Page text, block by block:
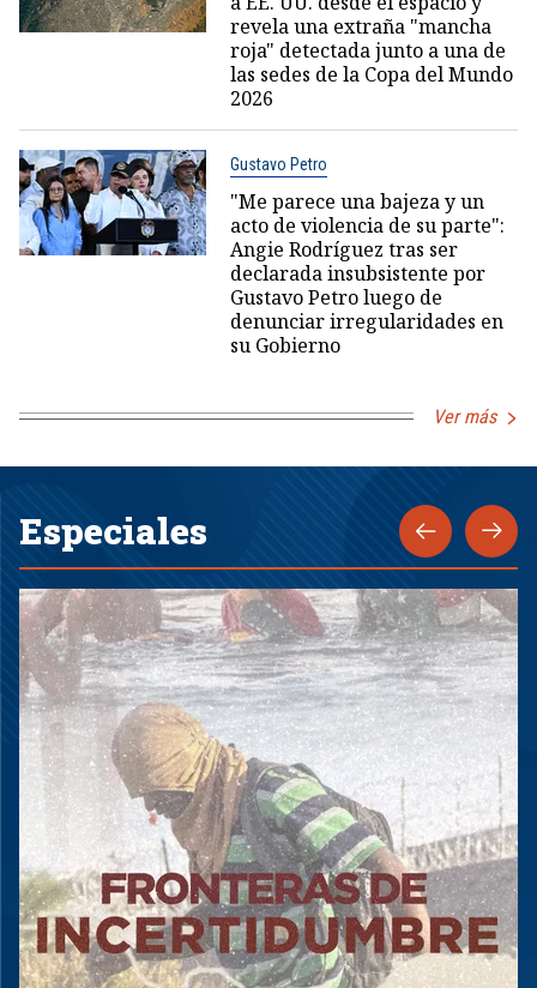
revela una extraña "mancha
roja" detectada junto a una de
las sedes de la Copa del Mundo
2026
Gustavo Petro
"Me parece una bajeza y un
acto de violencia de su parte":
Angie Rodríguez tras ser
declarada insubsistente por
Gustavo Petro luego de
denunciar irregularidades en
su Gobierno
Ver más
Especiales